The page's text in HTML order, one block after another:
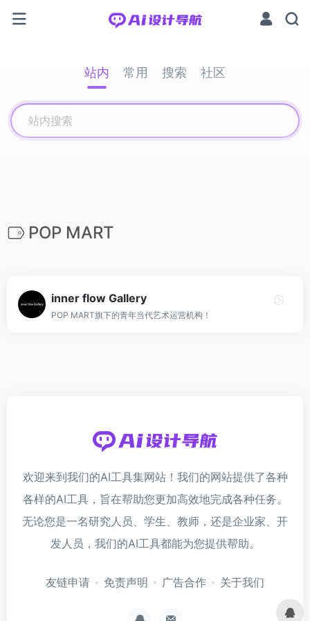
站内 常用 搜索 社区
POP MART
inner flow Gallery
POP MART旗下的青年当代艺术运营机构！
欢迎来到我们的AI工具集网站！我们的网站提供了各种
各样的AI工具，旨在帮助您更加高效地完成各种任务。
无论您是一名研究人员、学生、教师，还是企业家、开
发人员，我们的AI工具都能为您提供帮助。
友链申请 免责声明 广告合作 关于我们